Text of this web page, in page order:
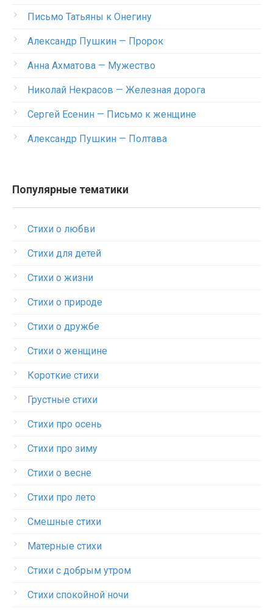
Письмо Татьяны к Онегину
Александр Пушкин — Пророк
Анна Ахматова — Мужество
Николай Некрасов — Железная дорога
Сергей Есенин — Письмо к женщине
Александр Пушкин — Полтава
Популярные тематики
Стихи о любви
Стихи для детей
Стихи о жизни
Стихи о природе
Стихи о дружбе
Стихи о женщине
Короткие стихи
Грустные стихи
Стихи про осень
Стихи про зиму
Стихи о весне
Стихи про лето
Смешные стихи
Матерные стихи
Стихи с добрым утром
Стихи спокойной ночи